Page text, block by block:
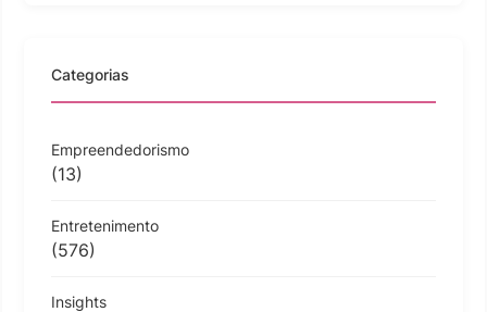
Categorias
Empreendedorismo
(13)
Entretenimento
(576)
Insights